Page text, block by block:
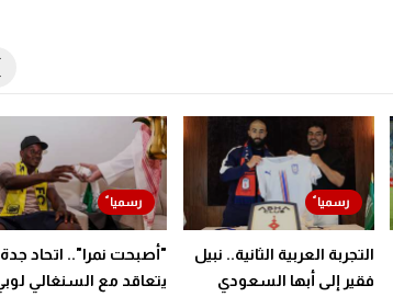
التجربة العربية الثانية.. نبيل
فقير إلى أبها السعودي
"أصبحت نمرا".. اتحاد جدة
يتعاقد مع السنغالي